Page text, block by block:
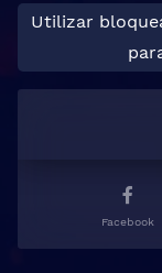
Utilizar
Facebook